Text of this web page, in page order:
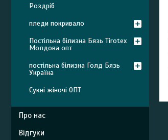
Роздріб
пледи покривало
Постільна білизна Бязь Tirotex
Молдова опт
постільна білизна Голд Бязь
Україна
Сукні жіночі ОПТ
Про нас
Відгуки